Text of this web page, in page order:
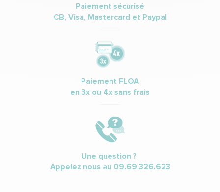
Paiement sécurisé
CB, Visa, Mastercard et Paypal
Paiement FLOA
en 3x ou 4x sans frais
Une question ?
Appelez nous au 09.69.326.623